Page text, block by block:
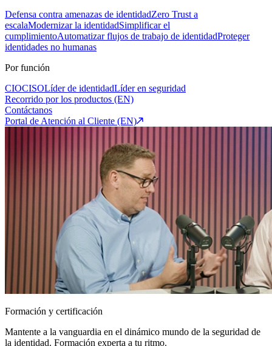
Defensa contra amenazas de identidadZero Trust a
escalaModernizar la identidadSimplificar el
cumplimientoAutomatizar flujos de trabajo de identidadProteger
identidades no humanas
Por función
CIOCISOLíder de identidadLíder en seguridad
Recorrido por los productos (EN)
Contáctanos
Portal de Atención al Cliente (EN)
Formación y certificación
Mantente a la vanguardia en el dinámico mundo de la seguridad de
la identidad. Formación experta a tu ritmo.